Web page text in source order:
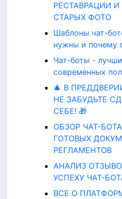
РЕСТАВРАЦИИ
СТАРЫХ ФОТО
Шаблоны чат-
нужны и почему
Чат-боты -
современных
🎄 В
НЕ ЗАБУДЬТЕ
СЕБЕ! 🎁
ОБЗОР ЧАТ-
ГОТОВЫХ
РЕГЛАМЕНТОВ
АНАЛИЗ
УСПЕХУ ЧАТ-
ВСЕ О